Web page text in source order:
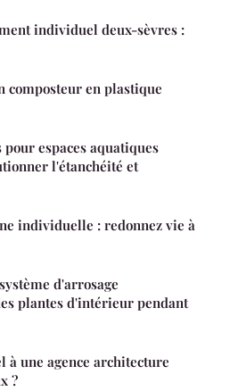
individuel deux-sèvres :
composteur en plastique
espaces aquatiques
l'étanchéité et
individuelle : redonnez vie à
d'arrosage
plantes d'intérieur pendant
à une agence architecture
?